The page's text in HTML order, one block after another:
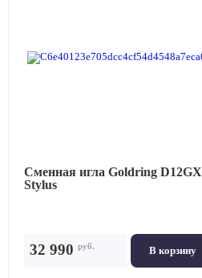
Сменная игла Goldring D12GX
Stylus
В корзину
32 990 руб.